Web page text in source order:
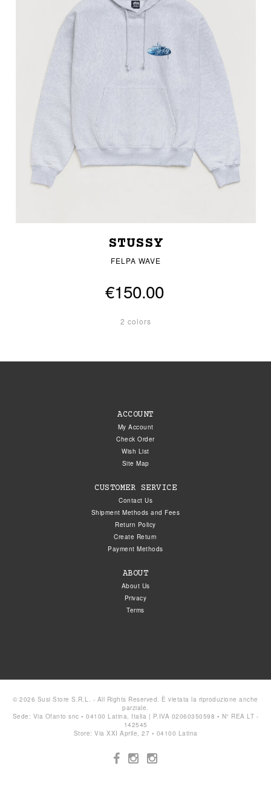
STUSSY
FELPA WAVE
€150.00
2 colors
ACCOUNT
My Account
Check Order
Wish List
Site Map
CUSTOMER SERVICE
Contact Us
Shipment Methods and Fees
Return Policy
Create Return
Payment Methods
ABOUT
About Us
Privacy
Terms
© 2026 Susi Store S.R.L. - All Rights Reserved. È vietata la riproduzione anche
parziale.
Sede: Via Ofanto snc • 04100 Latina, Italia | P.IVA 02060350598 • N° REA LT -
142545
Store: Via XXI Aprile, 27 • 04100 Latina